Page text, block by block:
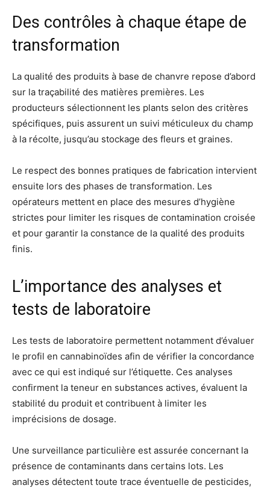
Des contrôles à chaque étape de
transformation
La qualité des produits à base de chanvre repose d’abord
sur la traçabilité des matières premières. Les
producteurs sélectionnent les plants selon des critères
spécifiques, puis assurent un suivi méticuleux du champ
à la récolte, jusqu’au stockage des fleurs et graines.
Le respect des bonnes pratiques de fabrication intervient
ensuite lors des phases de transformation. Les
opérateurs mettent en place des mesures d’hygiène
strictes pour limiter les risques de contamination croisée
et pour garantir la constance de la qualité des produits
finis.
L’importance des analyses et
tests de laboratoire
Les tests de laboratoire permettent notamment d’évaluer
le profil en cannabinoïdes afin de vérifier la concordance
avec ce qui est indiqué sur l’étiquette. Ces analyses
confirment la teneur en substances actives, évaluent la
stabilité du produit et contribuent à limiter les
imprécisions de dosage.
Une surveillance particulière est assurée concernant la
présence de contaminants dans certains lots. Les
analyses détectent toute trace éventuelle de pesticides,